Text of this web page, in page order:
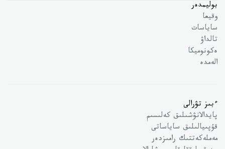
بوليمدەر
وقيعا
ساياسات
تالداۋ
ەكونوميكا
الەمدە
ءبىز تۋرالى
پايدالانۋشىلىق كەلىسىم
قۇپىيالىلىق ساياساتى
مەملەكەتتىك رامىزدەر